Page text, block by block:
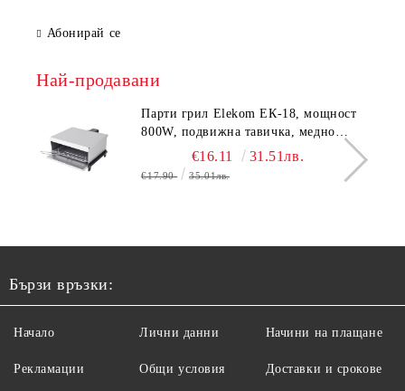
Абонирай се
Най-продавани
Парти грил Elekom ЕК-18, мощност
800W, подвижна тавичка, медно
покритие на реотана
€16.11 31.51лв.
€17.90 35.01лв.
Бързи връзки:
Начало
Рекламации
Лични данни
Общи условия
Начини на плащане
Доставки и срокове